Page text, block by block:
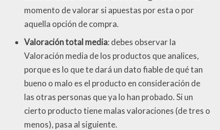
momento de valorar si apuestas por esta o por
aquella opción de compra.
Valoración total media: debes observar la
Valoración media de los productos que analices,
porque es lo que te dará un dato fiable de qué tan
bueno o malo es el producto en consideración de
las otras personas que ya lo han probado. Si un
cierto producto tiene malas valoraciones (de tres o
menos), pasa al siguiente.